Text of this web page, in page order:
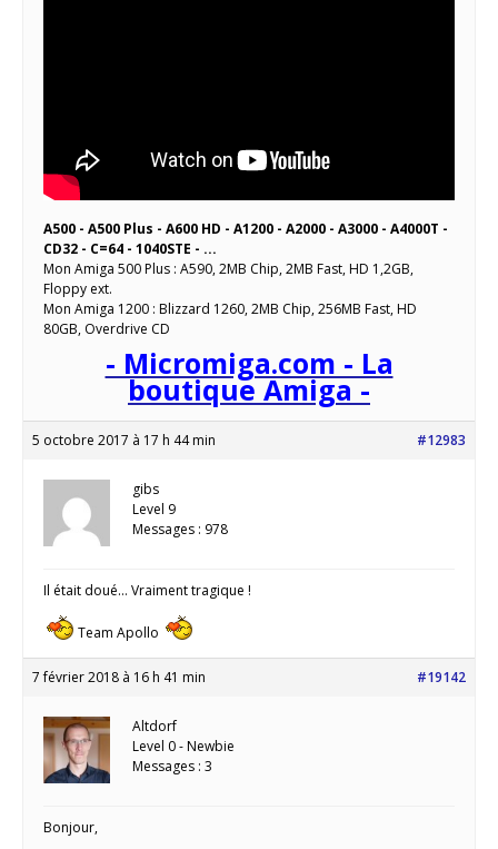
A500 - A500 Plus - A600 HD - A1200 - A2000 - A3000 - A4000T -
CD32 - C=64 - 1040STE - ...
Mon Amiga 500 Plus : A590, 2MB Chip, 2MB Fast, HD 1,2GB,
Floppy ext.
Mon Amiga 1200 : Blizzard 1260, 2MB Chip, 256MB Fast, HD
80GB, Overdrive CD
- Micromiga.com - La
boutique Amiga -
5 octobre 2017 à 17 h 44 min #12983
gibs
Level 9
Messages : 978
Il était doué… Vraiment tragique !
Team Apollo
7 février 2018 à 16 h 41 min #19142
Altdorf
Level 0 - Newbie
Messages : 3
Bonjour,